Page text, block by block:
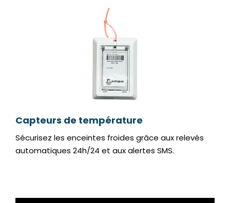
Capteurs de température
Sécurisez les enceintes froides grâce aux relevés
automatiques 24h/24 et aux alertes SMS.